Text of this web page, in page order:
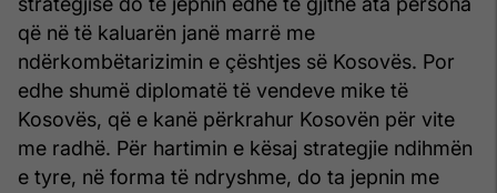
që në të kaluarën janë marrë me
ndërkombëtarizimin e çështjes së Kosovës. Por
edhe shumë diplomatë të vendeve mike të
Kosovës, që e kanë përkrahur Kosovën për vite
me radhë. Për hartimin e kësaj strategjie ndihmën
e tyre, në forma të ndryshme, do ta jepnin me